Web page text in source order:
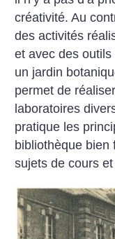
créativité. Au
des activités
et avec des
un jardin
permet de
laboratoires
pratique les
bibliothèque bien
sujets de cours